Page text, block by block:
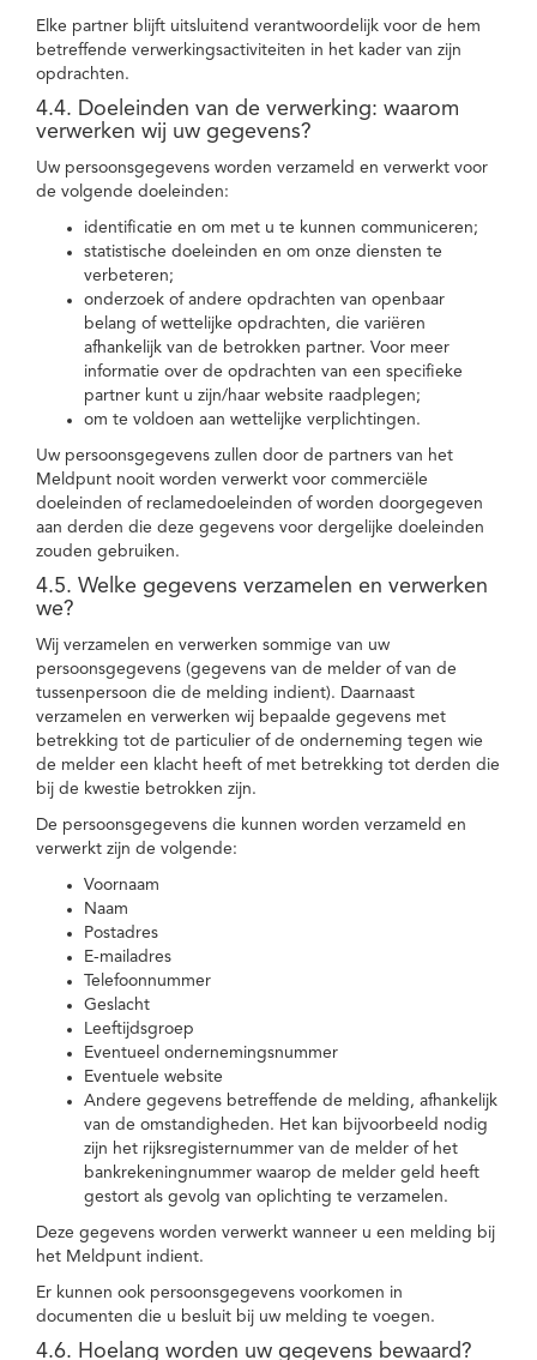
Elke partner blijft uitsluitend verantwoordelijk voor de hem
betreffende verwerkingsactiviteiten in het kader van zijn
opdrachten.
4.4. Doeleinden van de verwerking: waarom
verwerken wij uw gegevens?
Uw persoonsgegevens worden verzameld en verwerkt voor
de volgende doeleinden:
identificatie en om met u te kunnen communiceren;
statistische doeleinden en om onze diensten te
verbeteren;
onderzoek of andere opdrachten van openbaar
belang of wettelijke opdrachten, die variëren
afhankelijk van de betrokken partner. Voor meer
informatie over de opdrachten van een specifieke
partner kunt u zijn/haar website raadplegen;
om te voldoen aan wettelijke verplichtingen.
Uw persoonsgegevens zullen door de partners van het
Meldpunt nooit worden verwerkt voor commerciële
doeleinden of reclamedoeleinden of worden doorgegeven
aan derden die deze gegevens voor dergelijke doeleinden
zouden gebruiken.
4.5. Welke gegevens verzamelen en verwerken
we?
Wij verzamelen en verwerken sommige van uw
persoonsgegevens (gegevens van de melder of van de
tussenpersoon die de melding indient). Daarnaast
verzamelen en verwerken wij bepaalde gegevens met
betrekking tot de particulier of de onderneming tegen wie
de melder een klacht heeft of met betrekking tot derden die
bij de kwestie betrokken zijn.
De persoonsgegevens die kunnen worden verzameld en
verwerkt zijn de volgende:
Voornaam
Naam
Postadres
E-mailadres
Telefoonnummer
Geslacht
Leeftijdsgroep
Eventueel ondernemingsnummer
Eventuele website
Andere gegevens betreffende de melding, afhankelijk
van de omstandigheden. Het kan bijvoorbeeld nodig
zijn het rijksregisternummer van de melder of het
bankrekeningnummer waarop de melder geld heeft
gestort als gevolg van oplichting te verzamelen.
Deze gegevens worden verwerkt wanneer u een melding bij
het Meldpunt indient.
Er kunnen ook persoonsgegevens voorkomen in
documenten die u besluit bij uw melding te voegen.
4.6. Hoelang worden uw gegevens bewaard?